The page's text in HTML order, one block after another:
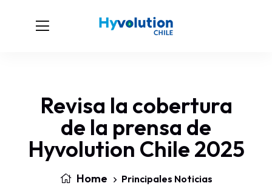
Revisa la cobertura
de la prensa de
Hyvolution Chile 2025
Home Principales Noticias